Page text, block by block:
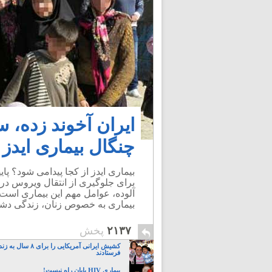
ایران آخوند
چنگال بیماری ایدز
بیماری ایدز از کجا پیدامی
برای جلوگیری از انتقال ویروس
آلوده، عوامل مهم این بیماری
بیماری به خصوص زنان، زندگی
۲۱۳۷ پخش
کشیش ایرانی آمریکایی را
فرستادند
بیماری HIV پایان راه نیست!